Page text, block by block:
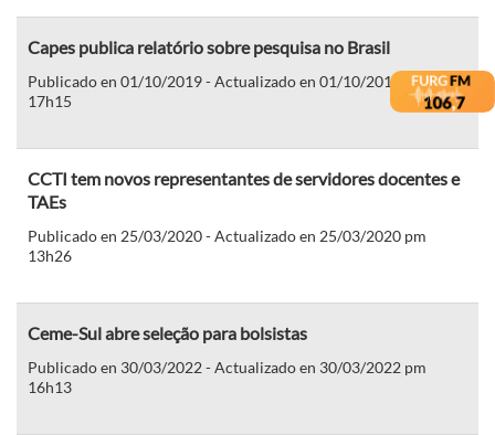
Capes publica relatório sobre pesquisa no Brasil
Publicado en 01/10/2019 - Actualizado en 01/10/2019 pm
17h15
CCTI tem novos representantes de servidores docentes e
TAEs
Publicado en 25/03/2020 - Actualizado en 25/03/2020 pm
13h26
Ceme-Sul abre seleção para bolsistas
Publicado en 30/03/2022 - Actualizado en 30/03/2022 pm
16h13